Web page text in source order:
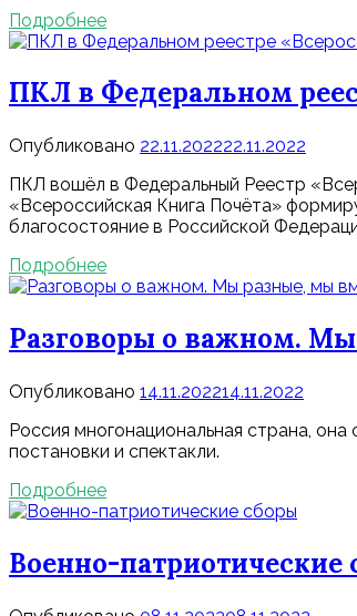
Подробнее
ПКЛ в Федеральном
Опубликовано 22.11.202222.11.2022
ПКЛ вошёл в Федеральный Реестр
«Всероссийская Книга Почёта»
благосостояние в Российской
Подробнее
Разговоры о важном.
Опубликовано 14.11.202214.11.2022
Россия многонациональная страна,
постановки и спектакли.
Подробнее
Военно-патриотические